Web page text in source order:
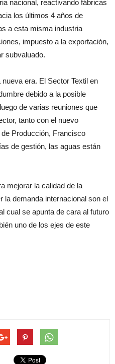
nacional, reactivando fábricas
los últimos 4 años de
a esta misma industria
impuesto a la exportación,
subvaluado.
era. El Sector Textil en
debido a la posible
de varias reuniones que
tanto con el nuevo
Producción, Francisco
de gestión, las aguas están
mejorar la calidad de la
la demanda internacional son el
cual se apunta de cara al futuro
uno de los ejes de este